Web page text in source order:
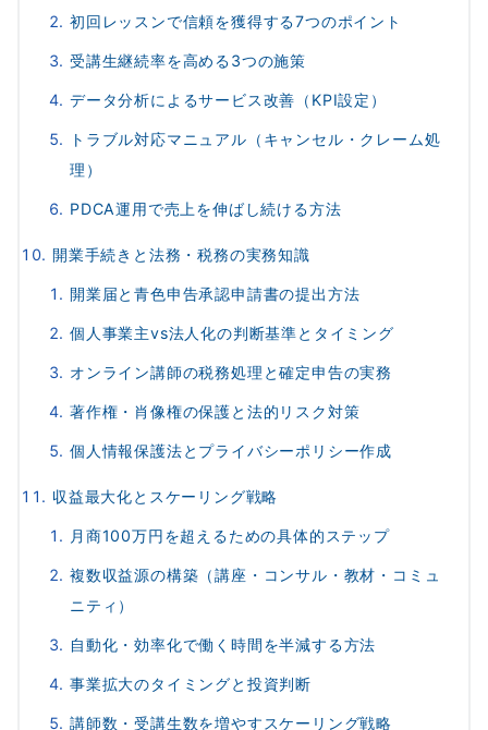
初回レッスンで信頼を獲得する7つのポイント
受講生継続率を高める3つの施策
データ分析によるサービス改善（KPI設定）
トラブル対応マニュアル（キャンセル・クレーム処
理）
PDCA運用で売上を伸ばし続ける方法
開業手続きと法務・税務の実務知識
開業届と青色申告承認申請書の提出方法
個人事業主vs法人化の判断基準とタイミング
オンライン講師の税務処理と確定申告の実務
著作権・肖像権の保護と法的リスク対策
個人情報保護法とプライバシーポリシー作成
収益最大化とスケーリング戦略
月商100万円を超えるための具体的ステップ
複数収益源の構築（講座・コンサル・教材・コミュ
ニティ）
自動化・効率化で働く時間を半減する方法
事業拡大のタイミングと投資判断
講師数・受講生数を増やすスケーリング戦略